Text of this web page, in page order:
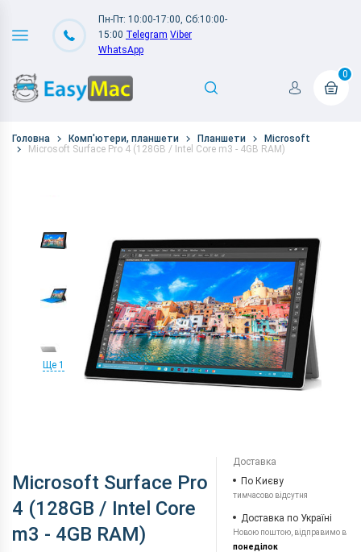
Пн-Пт: 10:00-17:00, Сб:10:00-
15:00 Telegram Viber
WhatsApp
0
Головна Комп'ютери, планшети Планшети
Microsoft
Microsoft Surface Pro 4 (128GB / Intel Core m3 - 4GB RAM)
Ще 1
Microsoft Surface Pro
4 (128GB / Intel Core
m3 - 4GB RAM)
Доставка
По Києву
тимчасово відсутня
Доставка по Україні
Новою поштою, відправимо в
понеділок